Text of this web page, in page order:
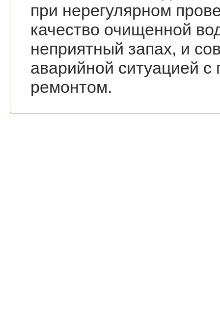
при нерегулярном
качество очищенной
неприятный запах, и
аварийной ситуацией
ремонтом.